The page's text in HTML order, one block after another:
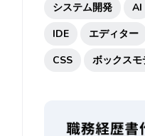
システム開発
AI
IDE
エディター
CSS
ボックスモ